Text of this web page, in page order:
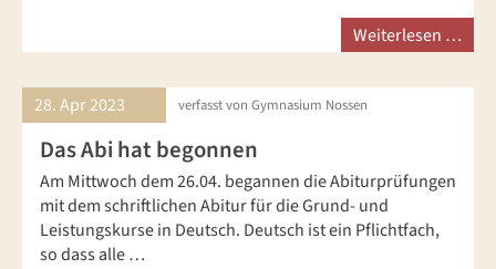
Weiterlesen …
28. Apr2023 verfasst von Gymnasium Nossen
Das Abi hat begonnen
Am Mittwoch dem 26.04. begannen die Abiturprüfungen
mit dem schriftlichen Abitur für die Grund- und
Leistungskurse in Deutsch. Deutsch ist ein Pflichtfach,
so dass alle …